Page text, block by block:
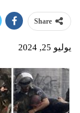
Share
يوليو 25, 2024